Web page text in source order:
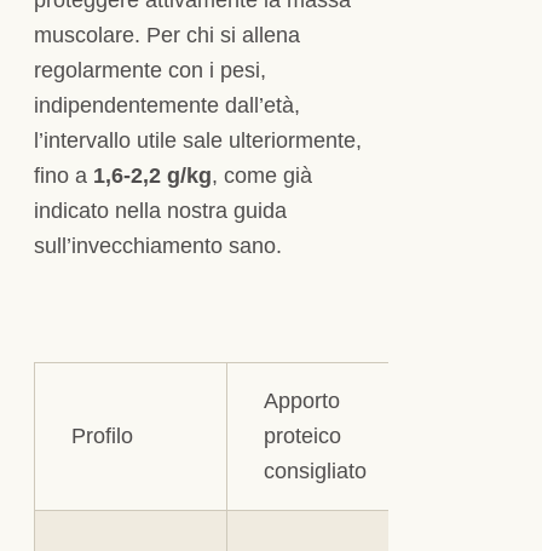
muscolare. Per chi si allena
regolarmente con i pesi,
indipendentemente dall’età,
l’intervallo utile sale ulteriormente,
fino a 1,6-2,2 g/kg, come già
indicato nella nostra guida
sull’invecchiamento sano.
Profilo
Apporto
proteico
consigliato